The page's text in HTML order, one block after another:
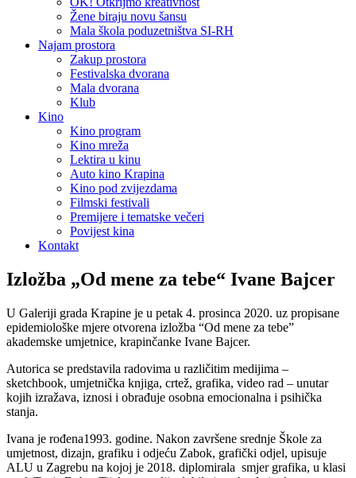
Žene biraju novu šansu
Mala škola poduzetništva SI-RH
Najam prostora
Zakup prostora
Festivalska dvorana
Mala dvorana
Klub
Kino
Kino program
Kino mreža
Lektira u kinu
Auto kino Krapina
Kino pod zvijezdama
Filmski festivali
Premijere i tematske večeri
Povijest kina
Kontakt
Izložba „Od mene za tebe“ Ivane Bajcer
U Galeriji grada Krapine je u petak 4. prosinca 2020. uz propisane
epidemiološke mjere otvorena izložba “Od mene za tebe”
akademske umjetnice, krapinčanke Ivane Bajcer.
Autorica se predstavila radovima u različitim medijima –
sketchbook, umjetnička knjiga, crtež, grafika, video rad – unutar
kojih izražava, iznosi i obrađuje osobna emocionalna i psihička
stanja.
Ivana je rođena1993. godine. Nakon završene srednje Škole za
umjetnost, dizajn, grafiku i odjeću Zabok, grafički odjel, upisuje
ALU u Zagrebu na kojoj je 2018. diplomirala smjer grafika, u klasi